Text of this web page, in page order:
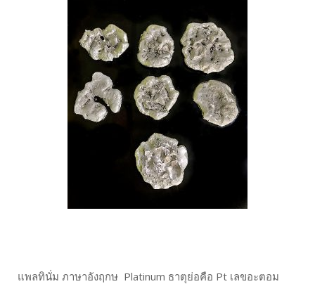
แพลทินั่ม ภาษาอังฤกษ Platinum ธาตุย่อคือ Pt เลขอะตอม